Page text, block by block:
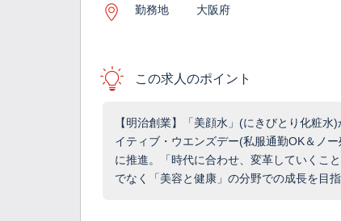
勤務地 大阪府
この求人のポイント
【明治創業】「美顔水」(にきびとり化粧
イティブ・ウエンズデー(私服通勤OK＆ノ
に推進。「時代に合わせ、変革していくこ
でなく「美容と健康」の分野での成長を目